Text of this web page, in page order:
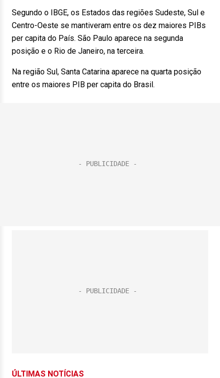
Segundo o IBGE, os Estados das regiões Sudeste, Sul e
Centro-Oeste se mantiveram entre os dez maiores PIBs
per capita do País. São Paulo aparece na segunda
posição e o Rio de Janeiro, na terceira.
Na região Sul, Santa Catarina aparece na quarta posição
entre os maiores PIB per capita do Brasil.